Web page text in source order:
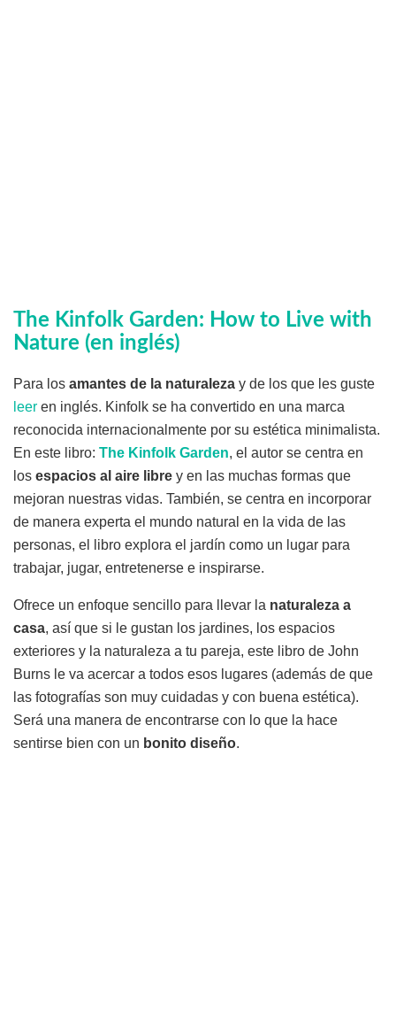
The Kinfolk Garden: How to Live with
Nature (en inglés)
Para los amantes de la naturaleza y de los que les guste
leer en inglés. Kinfolk se ha convertido en una marca
reconocida internacionalmente por su estética minimalista.
En este libro: The Kinfolk Garden, el autor se centra en
los espacios al aire libre y en las muchas formas que
mejoran nuestras vidas. También, se centra en incorporar
de manera experta el mundo natural en la vida de las
personas, el libro explora el jardín como un lugar para
trabajar, jugar, entretenerse e inspirarse.
Ofrece un enfoque sencillo para llevar la naturaleza a
casa, así que si le gustan los jardines, los espacios
exteriores y la naturaleza a tu pareja, este libro de John
Burns le va acercar a todos esos lugares (además de que
las fotografías son muy cuidadas y con buena estética).
Será una manera de encontrarse con lo que la hace
sentirse bien con un bonito diseño.